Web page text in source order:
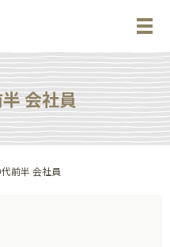
メ
会社員
前半 会社員